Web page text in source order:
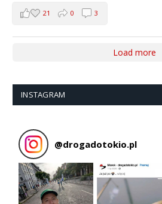
21 0 3
Load more
INSTAGRAM
@drogadotokio.pl